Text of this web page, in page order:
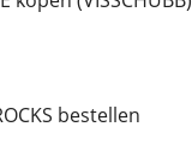
bestellen